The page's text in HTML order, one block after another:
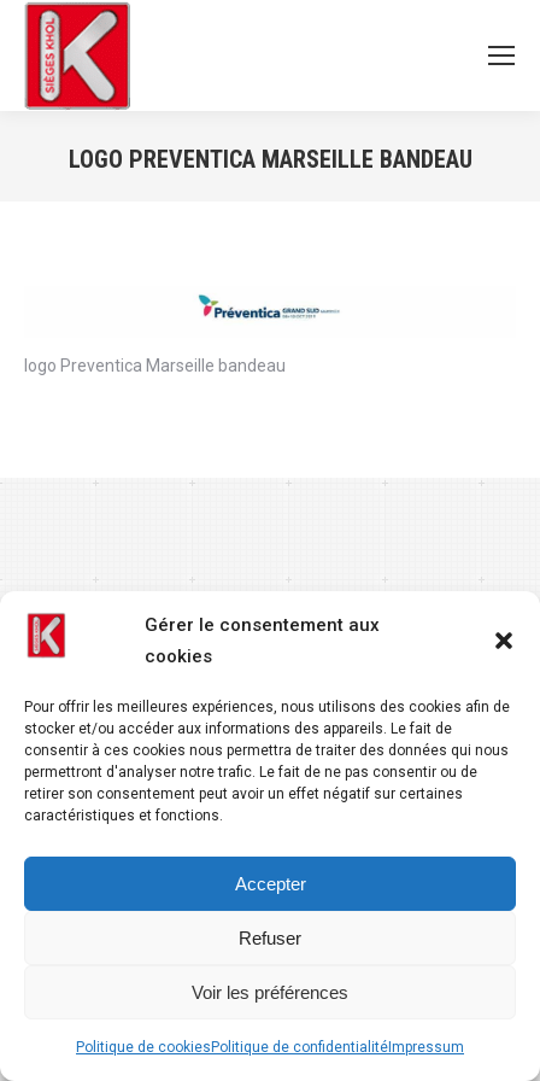
Gérer le consentement aux
cookies
Pour offrir les meilleures expériences, nous utilisons des cookies afin de
stocker et/ou accéder aux informations des appareils. Le fait de
consentir à ces cookies nous permettra de traiter des données qui nous
permettront d'analyser notre trafic. Le fait de ne pas consentir ou de
retirer son consentement peut avoir un effet négatif sur certaines
caractéristiques et fonctions.
Accepter
Refuser
Voir les préférences
Politique de cookies Politique de confidentialité Impressum
LOGO PREVENTICA MARSEILLE BANDEAU
logo Preventica Marseille bandeau